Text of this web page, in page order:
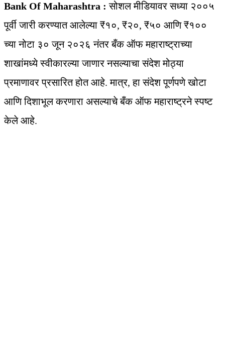
Bank Of Maharashtra : सोशल मीडियावर सध्या २००५
पूर्वी जारी करण्यात आलेल्या ₹१०, ₹२०, ₹५० आणि ₹१००
च्या नोटा ३० जून २०२६ नंतर बँक ऑफ महाराष्ट्राच्या
शाखांमध्ये स्वीकारल्या जाणार नसल्याचा संदेश मोठ्या
प्रमाणावर प्रसारित होत आहे. मात्र, हा संदेश पूर्णपणे खोटा
आणि दिशाभूल करणारा असल्याचे बँक ऑफ महाराष्ट्रने स्पष्ट
केले आहे.